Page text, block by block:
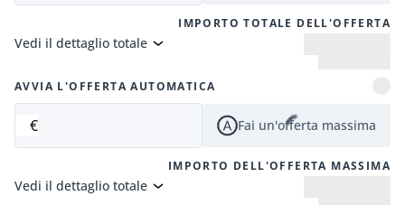
IMPORTO TOTALE DELL'OFFERTA
Vedi il dettaglio totale
AVVIA L'OFFERTA AUTOMATICA
€ Fai un'offerta massima
IMPORTO DELL'OFFERTA MASSIMA
Vedi il dettaglio totale